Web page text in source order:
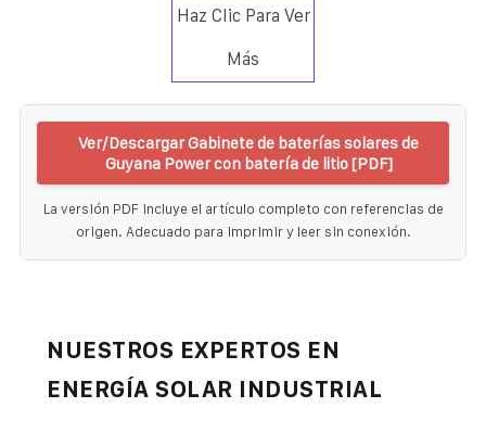
Haz Clic Para Ver
Más
Ver/Descargar Gabinete de baterías solares de
Guyana Power con batería de litio [PDF]
La versión PDF incluye el artículo completo con referencias de
origen. Adecuado para imprimir y leer sin conexión.
NUESTROS EXPERTOS EN
ENERGÍA SOLAR INDUSTRIAL